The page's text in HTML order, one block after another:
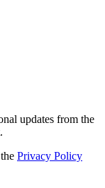
updates from the
Privacy Policy